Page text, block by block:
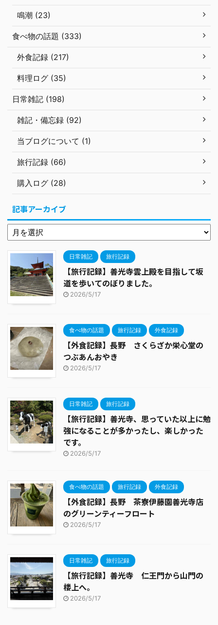
鳴潮 (23)
食べ物の話題 (333)
外食記録 (217)
料理ログ (35)
日常雑記 (198)
雑記・備忘録 (92)
当ブログについて (1)
旅行記録 (66)
購入ログ (28)
記事アーカイブ
日常雑記 旅行記録
【旅行記録】善光寺雲上殿を目指して坂
道を歩いてのぼりました。
2026/5/17
食べ物の話題 旅行記録 外食記録
【外食記録】長野 さくらざか栄心堂の
つぶあんおやき
2026/5/17
日常雑記 旅行記録
【旅行記録】善光寺、思っていた以上に勉
強になることが多かったし、楽しかった
です。
2026/5/17
食べ物の話題 旅行記録 外食記録
【外食記録】長野 茶寮伊藤園善光寺店
のグリーンティーフロート
2026/5/17
日常雑記 旅行記録
【旅行記録】善光寺 仁王門から山門の
楼上へ。
2026/5/17